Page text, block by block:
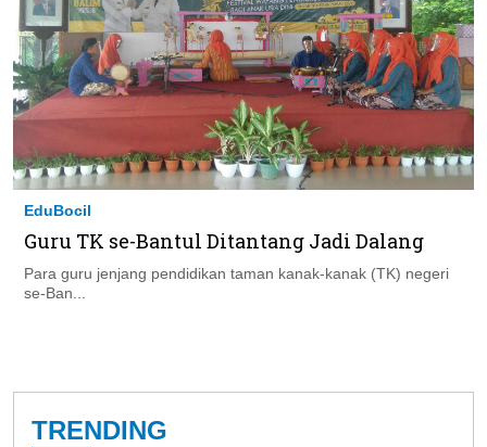
EduBocil
Guru TK se-Bantul Ditantang Jadi Dalang
Para guru jenjang pendidikan taman kanak-kanak (TK) negeri
se-Ban...
TRENDING